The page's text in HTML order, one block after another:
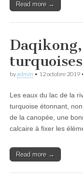
Read more →
byadmin • 12 octobre 2019
Les eaux du lac de la
turquoise étonnant,
de la canopée, une
calcaire à fixer les
Read more →